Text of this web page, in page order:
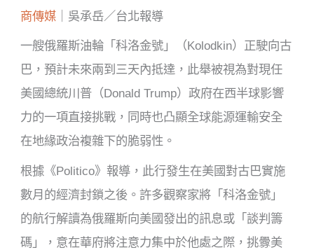
商傳媒 ｜吳承岳／台北報導
一艘俄羅斯油輪「科洛金號」（Kolodkin）正駛向古
巴，預計未來兩到三天內抵達，此舉被視為對現任
美國總統川普（Donald Trump）政府在西半球影響
力的一項直接挑戰，同時也凸顯全球能源運輸安全
在地緣政治複雜下的脆弱性。
根據《Politico》報導，此行發生在美國對古巴實施
數月的經濟封鎖之後。許多觀察家將「科洛金號」
的航行解讀為俄羅斯向美國發出的訊息或「談判籌
碼」，意在華府將注意力集中於他處之際，挑釁美